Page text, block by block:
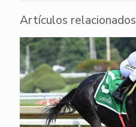
Artículos relacionados